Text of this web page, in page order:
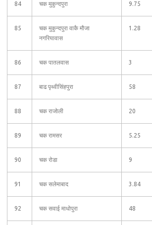
84 चक मुकुन्दपुरा 9.75
85
चक मुकुन्दपुरा वाकै मौजा
नगरियावास
1.28
86 चक पातलवास 3
87 बाढ पृथ्वीसिंहपुरा 58
88 चक राजोली 20
89 चक रामसर 5.25
90 चक रोडा 9
91 चक सलेमाबाद 3.84
92 चक सवाई माधोपुरा 48